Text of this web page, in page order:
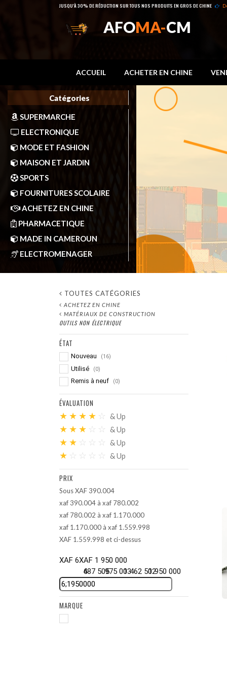
JUSQU’À 30% DE RÉDUCTION SUR TOUS NOS PRODUITS EN GROS DE CHINE
AFOMA-CM
ACCUEIL ACHETER EN CHINE
Catégories
SUPERMARCHE
ELECTRONIQUE
MODE ET FASHION
MAISON ET JARDIN
SPORTS
FOURNITURES SCOLAIRE
ACHETEZ EN CHINE
PHARMACETIQUE
MADE IN CAMEROUN
ELECTROMENAGER
TOUTES CATÉGORIES
ACHETEZ EN CHINE
MATÉRIAUX DE CONSTRUCTION
OUTILS NON ÉLECTRIQUE
ÉTAT
Nouveau (16)
Utilisé (0)
Remis à neuf (0)
ÉVALUATION
★ ★ ★ ★ ☆ & Up
★ ★ ★ ☆ ☆ & Up
★ ★ ☆ ☆ ☆ & Up
★ ☆ ☆ ☆ ☆ & Up
PRIX
Sous XAF 390.004
xaf 390.004 à xaf 780.002
xaf 780.002 à xaf 1.170.000
xaf 1.170.000 à xaf 1.559.998
XAF 1.559.998 et ci-dessus
XAF 6XAF 1 950 000
6
487 505975 0031 462 5021 950 000
MARQUE